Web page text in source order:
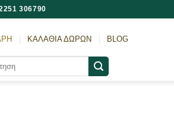
306790
ΚΑΛΑΘΙΑ ΔΩΡΩΝ BLOG